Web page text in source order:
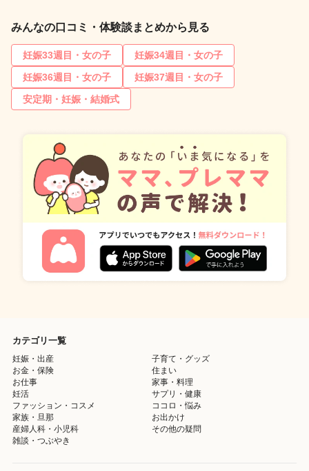
みんなの口コミ・体験談まとめから見る
妊娠33週目・女の子
妊娠34週目・女の子
妊娠36週目・女の子
妊娠37週目・女の子
安定期・妊娠・結婚式
カテゴリ一覧
妊娠・出産
子育て・グッズ
お金・保険
住まい
お仕事
家事・料理
妊活
サプリ・健康
ファッション・コスメ
ココロ・悩み
家族・旦那
お出かけ
産婦人科・小児科
その他の疑問
雑談・つぶやき